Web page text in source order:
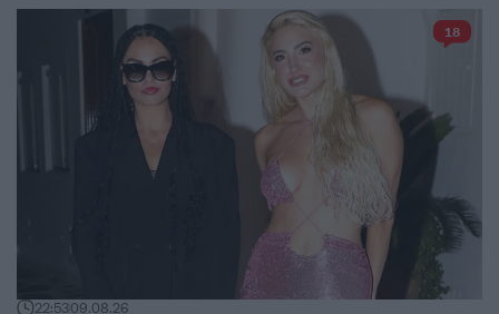
22:5309.08.26
18